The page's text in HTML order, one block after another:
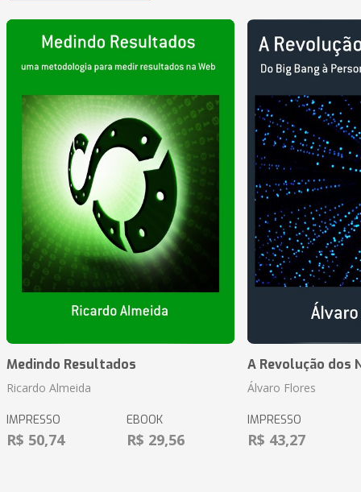
Medindo Resultados
Ricardo Almeida
IMPRESSO
R$ 50,74
EBOOK
R$ 29,56
A Revolução dos
Álvaro Flores
IMPRESSO
R$ 43,27